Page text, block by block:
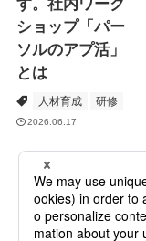
す。社内ワーク
ショップ「パー
ソルのアプ活」
とは
人材育成 研修
2026.06.17